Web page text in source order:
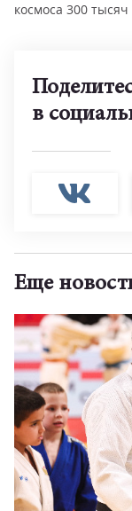
космоса 300 тысяч
в
Еще